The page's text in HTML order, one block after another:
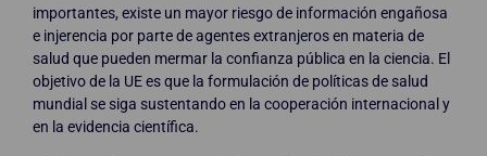
importantes, existe un mayor riesgo de información engañosa
e injerencia por parte de agentes extranjeros en materia de
salud que pueden mermar la confianza pública en la ciencia. El
objetivo de la UE es que la formulación de políticas de salud
mundial se siga sustentando en la cooperación internacional y
en la evidencia científica.